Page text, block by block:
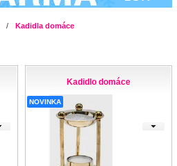
/ Kadidla domáce
Kadidlo domáce
NOVINKA